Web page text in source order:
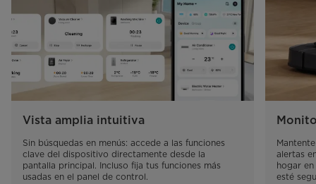
Vista amplia intuitiva
Sin búsquedas en menús: accede a las funciones
clave del dispositivo directamente desde la
pantalla principal. Incluso fija tus funciones más
usadas en el panel de control.
alertas
hogar
esté